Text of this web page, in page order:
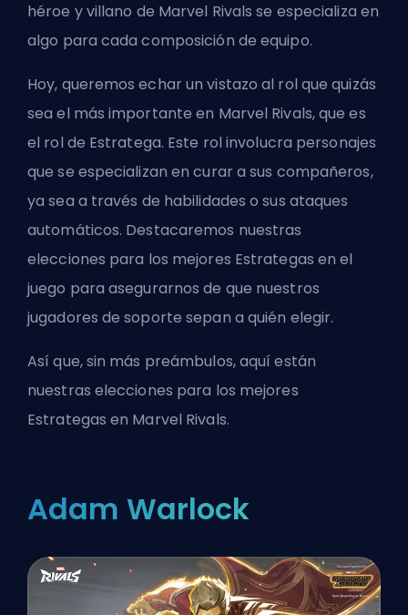
héroe y villano de Marvel Rivals se especializa en
algo para cada composición de equipo.
Hoy, queremos echar un vistazo al rol que quizás
sea el más importante en Marvel Rivals, que es
el rol de Estratega. Este rol involucra personajes
que se especializan en curar a sus compañeros,
ya sea a través de habilidades o sus ataques
automáticos. Destacaremos nuestras
elecciones para los mejores Estrategas en el
juego para asegurarnos de que nuestros
jugadores de soporte sepan a quién elegir.
Así que, sin más preámbulos, aquí están
nuestras elecciones para los mejores
Estrategas en Marvel Rivals.
Adam Warlock